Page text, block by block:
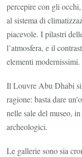
percepire con gli
al sistema di
piacevole. I pilastri
l’atmosfera, e il
elementi modernissimi.
Il Louvre Abu Dhabi si
ragione: basta dare
nelle sale del museo,
archeologici.
Le gallerie sono sia